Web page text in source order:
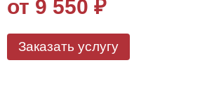
от 9 550 ₽
Заказать услугу